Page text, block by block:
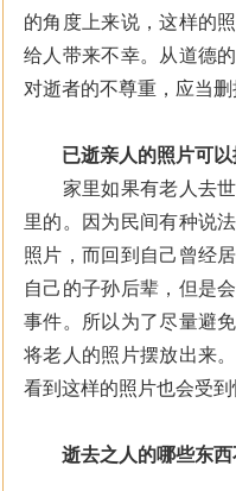
的角度上来说，这样的
给人带来不幸。从道德
对逝者的不尊重，应当删
已逝亲人的照片可
家里如果有老人去世
里的。因为民间有种说
照片，而回到自己曾经
自己的子孙后辈，但是
事件。所以为了尽量避
将老人的照片摆放出来
看到这样的照片也会受到
逝去之人的哪些东西